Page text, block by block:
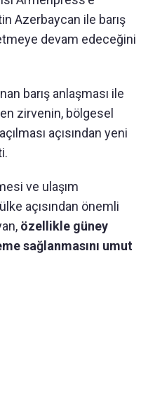
Azerbaycan ile barış
devam edeceğini
barış anlaşması ile
zirvenin, bölgesel
açısından yeni
ve ulaşım
açısından önemli
özellikle güney
sağlanmasını umut